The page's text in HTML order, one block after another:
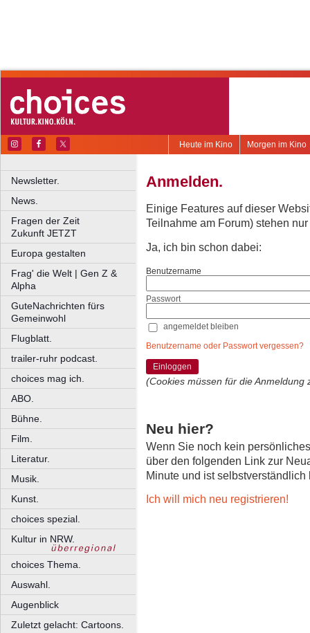
Morgen im Kino
Heute im Kino
Newsletter.
News.
Fragen der Zeit
Zukunft JETZT
Europa gestalten
Frag' die Welt | Gen Z &
Alpha
GuteNachrichten fürs
Gemeinwohl
Flugblatt.
trailer-ruhr podcast.
choices mag ich.
ABO.
Bühne.
Film.
Literatur.
Musik.
Kunst.
choices spezial.
Kultur in NRW.
choices Thema.
Auswahl.
Augenblick
Zuletzt gelacht: Cartoons.
Anmelden.
Einige Features auf dieser
Teilnahme am Forum) stehen
Ja, ich bin schon dabei:
Benutzername
Passwort
angemeldet bleiben
Benutzername oder Passwort vergessen?
Einloggen
(Cookies müssen für die Anmeldung
Neu hier?
Wenn Sie noch kein
über den folgenden Link zur
Minute und ist selbstverständlich
Ich will mich neu registrieren!